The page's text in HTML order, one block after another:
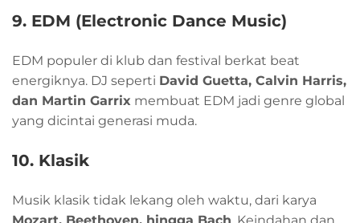
9. EDM (Electronic Dance Music)
EDM populer di klub dan festival berkat beat
energiknya. DJ seperti David Guetta, Calvin Harris,
dan Martin Garrix membuat EDM jadi genre global
yang dicintai generasi muda.
10. Klasik
Musik klasik tidak lekang oleh waktu, dari karya